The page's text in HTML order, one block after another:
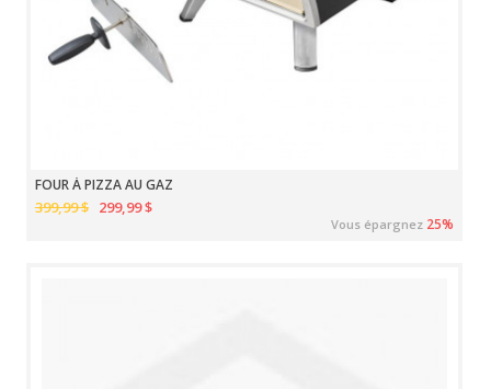
FOUR À PIZZA AU GAZ
399,99 $ 299,99 $
Vous épargnez 25%